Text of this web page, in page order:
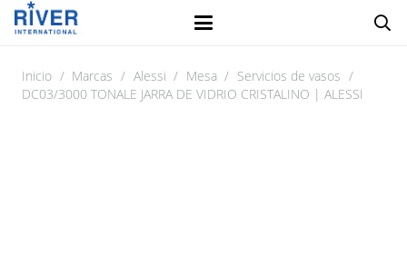
Inicio / Marcas / Alessi / Mesa / Servicios de vasos /
DC03/3000 TONALE JARRA DE VIDRIO CRISTALINO | ALESSI